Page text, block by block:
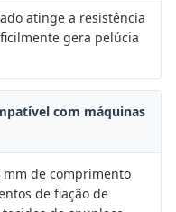
atinge a resistência
gera pelúcia
com máquinas
mm de comprimento
de fiação de